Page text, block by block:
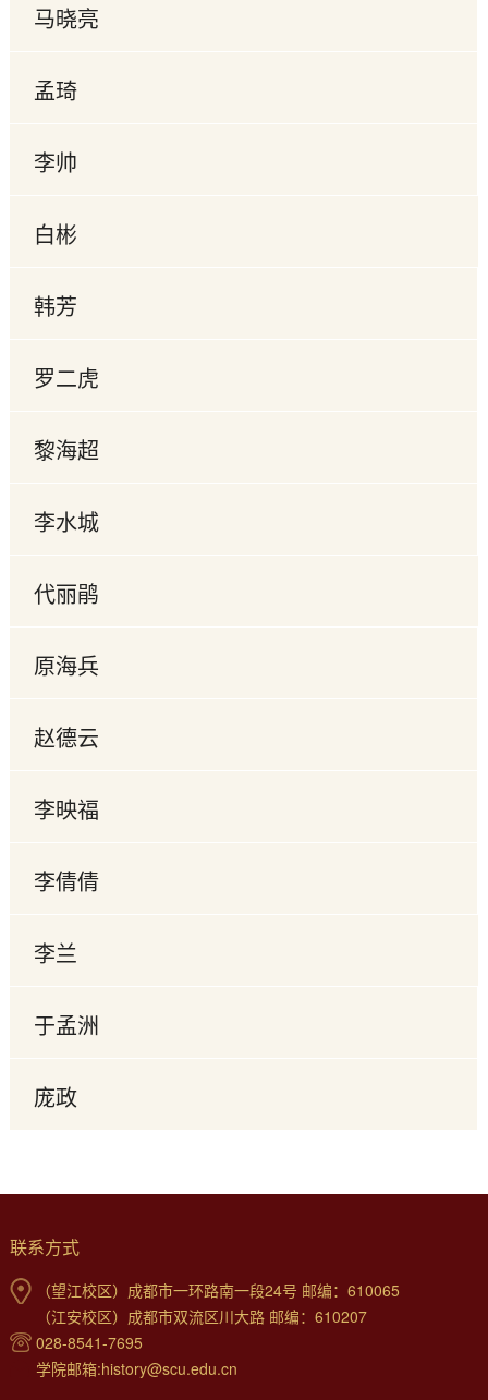
马晓亮
孟琦
李帅
白彬
韩芳
罗二虎
黎海超
李水城
代丽鹃
原海兵
赵德云
李映福
李倩倩
李兰
于孟洲
庞政
联系方式
（望江校区）成都市一环路南一段24号 邮编：610065
（江安校区）成都市双流区川大路 邮编：610207
028-8541-7695
学院邮箱:history@scu.edu.cn